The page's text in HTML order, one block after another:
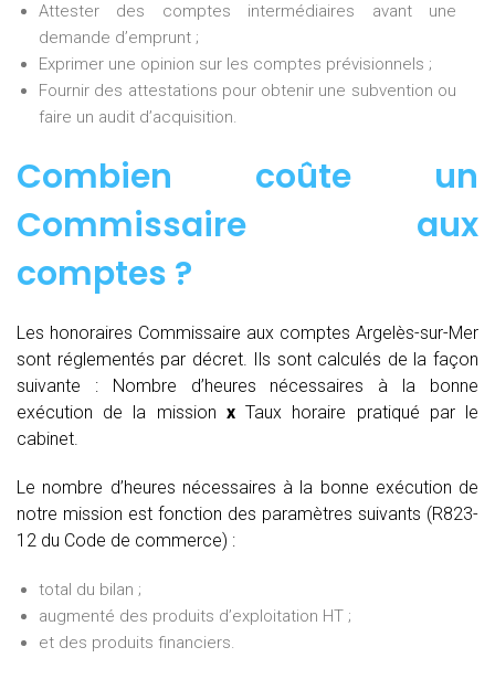
Attester des comptes intermédiaires avant une
demande d’emprunt ;
Exprimer une opinion sur les comptes prévisionnels ;
Fournir des attestations pour obtenir une subvention ou
faire un audit d’acquisition.
Combien coûte un
Commissaire aux
comptes ?
Les honoraires Commissaire aux comptes Argelès-sur-Mer
sont réglementés par décret. Ils sont calculés de la façon
suivante :
Nombre d’heures nécessaires à la bonne
exécution de la mission xTaux horaire pratiqué par le
cabinet.
Le nombre d’heures nécessaires à la bonne exécution de
notre mission est fonction des paramètres suivants (R823-
12 du Code de commerce) :
total du bilan ;
augmenté des produits d’exploitation HT ;
et des produits financiers.